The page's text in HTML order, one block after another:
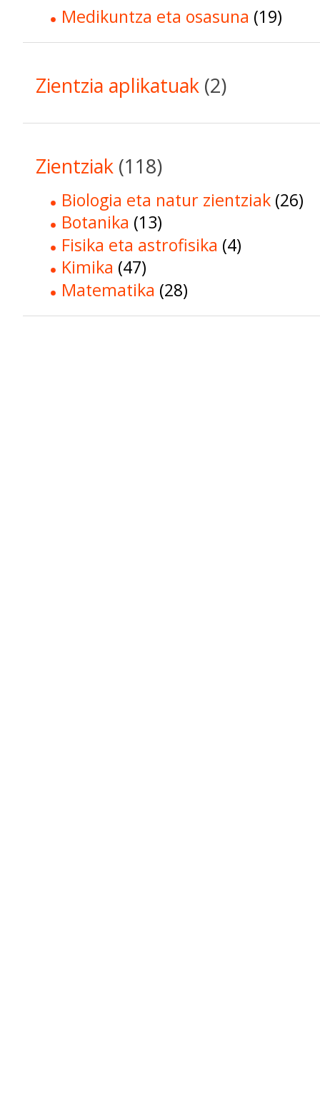
Medikuntza eta osasuna (19)
Zientzia aplikatuak (2)
Zientziak (118)
Biologia eta natur zientziak (26)
Botanika (13)
Fisika eta astrofisika (4)
Kimika (47)
Matematika (28)